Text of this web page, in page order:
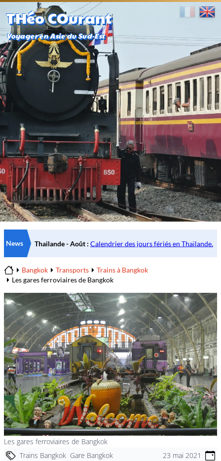
THéo COurant
Voyager en Asie du Sud-Est
News
Home
Bangkok Transports
Trains à Bangkok
Les gares ferroviaires de Bangkok
Les gares ferroviaires de Bangkok
Trains Bangkok Gare Bangkok
23 mai 2021